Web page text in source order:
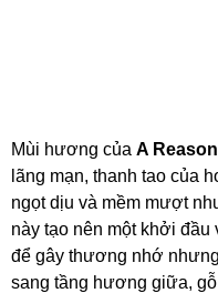
Mùi hương của A
lãng mạn, thanh tao của
ngọt dịu và mềm mượt
này tạo nên một khởi đầu
để gây thương nhớ
sang tầng hương giữa,